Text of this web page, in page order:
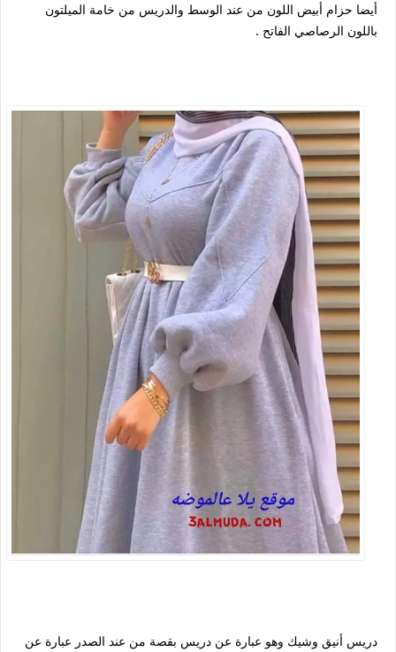
أيضا حزام أبيض اللون من عند الوسط والدريس من خامة الميلتون
باللون الرصاصي الفاتح .
دريس أنيق وشيك وهو عبارة عن دريس بقصة من عند الصدر عبارة عن